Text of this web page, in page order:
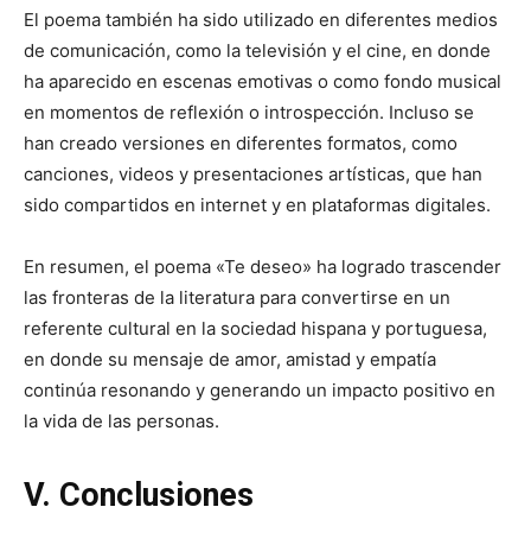
El poema también ha sido utilizado en diferentes medios
de comunicación, como la televisión y el cine, en donde
ha aparecido en escenas emotivas o como fondo musical
en momentos de reflexión o introspección. Incluso se
han creado versiones en diferentes formatos, como
canciones, videos y presentaciones artísticas, que han
sido compartidos en internet y en plataformas digitales.
En resumen, el poema «Te deseo» ha logrado trascender
las fronteras de la literatura para convertirse en un
referente cultural en la sociedad hispana y portuguesa,
en donde su mensaje de amor, amistad y empatía
continúa resonando y generando un impacto positivo en
la vida de las personas.
V. Conclusiones